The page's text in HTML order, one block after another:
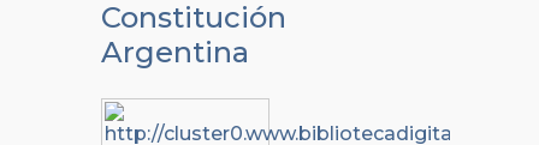
Constitución
Argentina